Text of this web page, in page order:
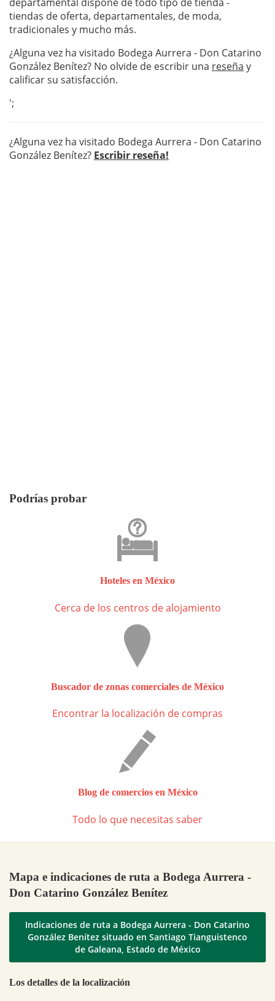
tiendas de oferta, departamentales, de moda,
tradicionales y mucho más.
¿Alguna vez ha visitado Bodega Aurrera - Don Catarino
González Benítez? No olvide de escribir una reseña y
calificar su satisfacción.
';
¿Alguna vez ha visitado Bodega Aurrera - Don Catarino
González Benítez? Escribir reseña!
Podrías probar
Hoteles en México
Cerca de los centros de alojamiento
Buscador de zonas comerciales de México
Encontrar la localización de compras
Blog de comercios en México
Todo lo que necesitas saber
Mapa e indicaciones de ruta a Bodega Aurrera -
Don Catarino González Benítez
Indicaciones de ruta a Bodega Aurrera - Don Catarino
González Benítez situado en Santiago Tianguistenco
de Galeana, Estado de México
Los detalles de la localización